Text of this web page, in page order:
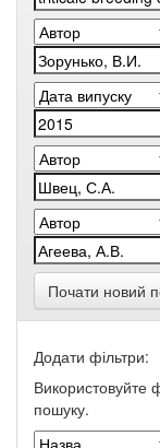
Почати новий
Додати фільтри:
Використовуйте
пошуку.